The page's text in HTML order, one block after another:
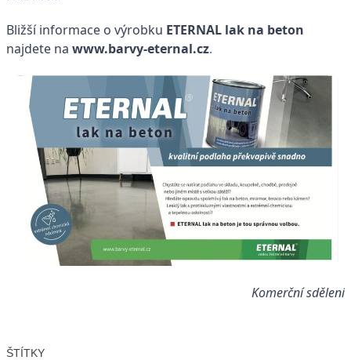
Bližší informace o výrobku ETERNAL lak na beton
najdete na www.barvy-eternal.cz.
Komerční sdělení
ŠTÍTKY